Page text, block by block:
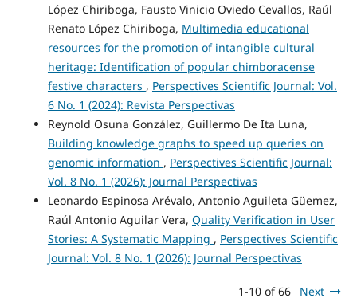
López Chiriboga, Fausto Vinicio Oviedo Cevallos, Raúl
Renato López Chiriboga, Multimedia educational
resources for the promotion of intangible cultural
heritage: Identification of popular chimboracense
festive characters , Perspectives Scientific Journal: Vol.
6 No. 1 (2024): Revista Perspectivas
Reynold Osuna González, Guillermo De Ita Luna,
Building knowledge graphs to speed up queries on
genomic information , Perspectives Scientific Journal:
Vol. 8 No. 1 (2026): Journal Perspectivas
Leonardo Espinosa Arévalo, Antonio Aguileta Güemez,
Raúl Antonio Aguilar Vera, Quality Verification in User
Stories: A Systematic Mapping , Perspectives Scientific
Journal: Vol. 8 No. 1 (2026): Journal Perspectivas
1-10 of 66 Next